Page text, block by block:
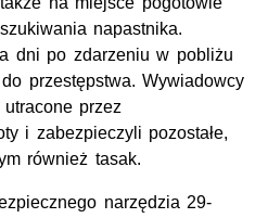
napastnika.
dni po zdarzeniu w pobliżu
przestępstwa. Wywiadowcy
przez
i zabezpieczyli pozostałe,
również tasak.
narzędzia 29-